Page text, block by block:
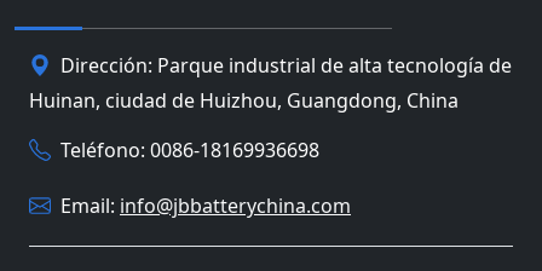
Dirección: Parque industrial de alta tecnología de
Huinan, ciudad de Huizhou, Guangdong, China
Teléfono: 0086-18169936698
Email: info@jbbatterychina.com